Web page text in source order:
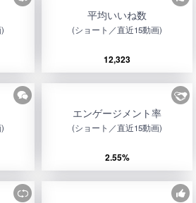
平均いいね数
(ショート／直近15動画)
12,323
エンゲージメント率
(ショート／直近15動画)
2.55%